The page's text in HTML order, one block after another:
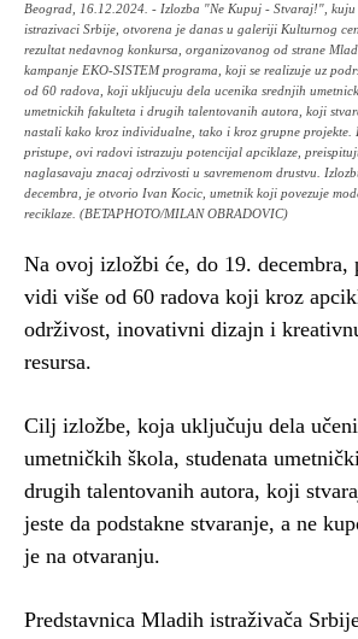
Beograd, 16.12.2024. - Izlozba "Ne Kupuj - Stvaraj!",
istrazivaci Srbije, otvorena je danas u galeriji Kulturnog
rezultat nedavnog konkursa, organizovanog od strane
kampanje EKO-SISTEM programa, koji se realizuje uz
od 60 radova, koji ukljucuju dela ucenika srednjih
umetnickih fakulteta i drugih talentovanih autora, koji
nastali kako kroz individualne, tako i kroz grupne projekte.
pristupe, ovi radovi istrazuju potencijal apciklaze,
naglasavaju znacaj odrzivosti u savremenom drustvu.
decembra, je otvorio Ivan Kocic, umetnik koji povezuje
reciklaze. (BETAPHOTO/MILAN OBRADOVIC)
Na ovoj izložbi će, do 19. decembra,
vidi više od 60 radova koji kroz
održivost, inovativni dizajn i
resursa.
Cilj izložbe, koja uključuju dela
umetničkih škola, studenata
drugih talentovanih autora, koji
jeste da podstakne stvaranje, a ne
je na otvaranju.
Predstavnica Mladih istraživača